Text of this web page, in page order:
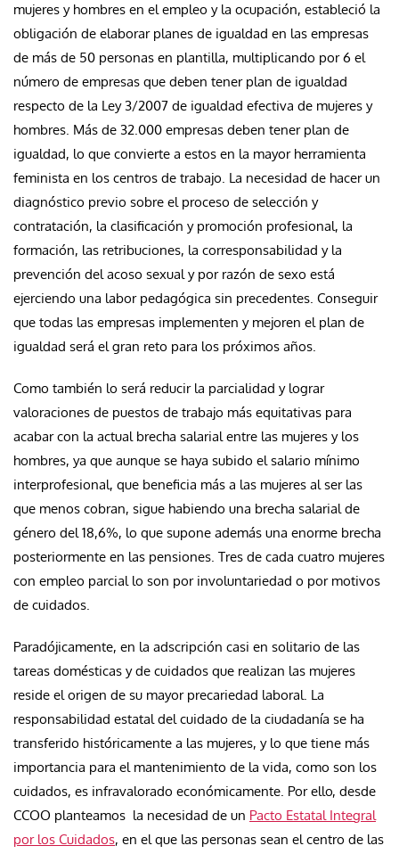
mujeres y hombres en el empleo y la ocupación, estableció la
obligación de elaborar planes de igualdad en las empresas
de más de 50 personas en plantilla, multiplicando por 6 el
número de empresas que deben tener plan de igualdad
respecto de la Ley 3/2007 de igualdad efectiva de mujeres y
hombres. Más de 32.000 empresas deben tener plan de
igualdad, lo que convierte a estos en la mayor herramienta
feminista en los centros de trabajo. La necesidad de hacer un
diagnóstico previo sobre el proceso de selección y
contratación, la clasificación y promoción profesional, la
formación, las retribuciones, la corresponsabilidad y la
prevención del acoso sexual y por razón de sexo está
ejerciendo una labor pedagógica sin precedentes. Conseguir
que todas las empresas implementen y mejoren el plan de
igualdad será el gran reto para los próximos años.
Como también lo será reducir la parcialidad y lograr
valoraciones de puestos de trabajo más equitativas para
acabar con la actual brecha salarial entre las mujeres y los
hombres, ya que aunque se haya subido el salario mínimo
interprofesional, que beneficia más a las mujeres al ser las
que menos cobran, sigue habiendo una brecha salarial de
género del 18,6%, lo que supone además una enorme brecha
posteriormente en las pensiones. Tres de cada cuatro mujeres
con empleo parcial lo son por involuntariedad o por motivos
de cuidados.
Paradójicamente, en la adscripción casi en solitario de las
tareas domésticas y de cuidados que realizan las mujeres
reside el origen de su mayor precariedad laboral. La
responsabilidad estatal del cuidado de la ciudadanía se ha
transferido históricamente a las mujeres, y lo que tiene más
importancia para el mantenimiento de la vida, como son los
cuidados, es infravalorado económicamente. Por ello, desde
CCOO planteamos la necesidad de un Pacto Estatal Integral
por los Cuidados, en el que las personas sean el centro de las